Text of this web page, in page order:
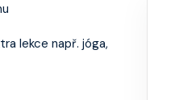
lekce např. jóga,